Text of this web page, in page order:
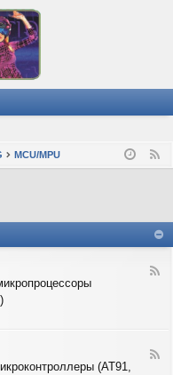
MCU/MPU
F
F
(AT91,